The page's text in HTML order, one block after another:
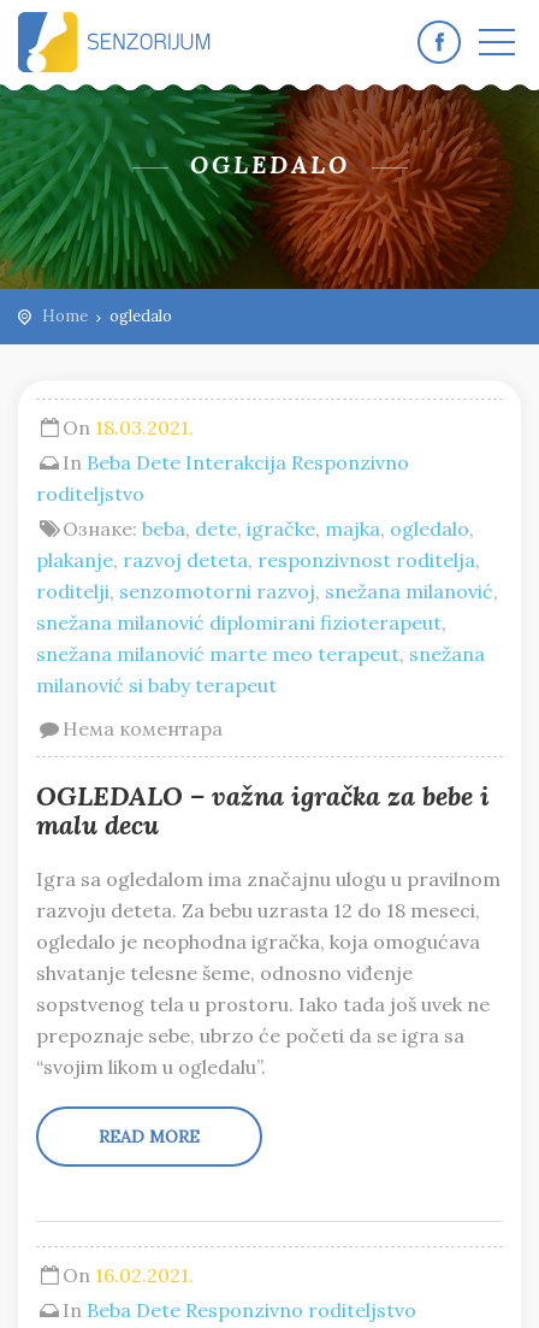
OGLEDALO
Home ogledalo
On 18.03.2021.
In Beba Dete Interakcija Responzivno
roditeljstvo
Ознаке:beba, dete,igračke, majka, ogledalo,
plakanje, razvoj deteta, responzivnost roditelja,
roditelji, senzomotorni razvoj, snežana milanović,
snežana milanović diplomirani fizioterapeut,
snežana milanović marte meo terapeut, snežana
milanović si baby terapeut
Нема коментара
OGLEDALO – važna igračka za bebe i
malu decu
Igra sa ogledalom ima značajnu ulogu u pravilnom
razvoju deteta. Za bebu uzrasta 12 do 18 meseci,
ogledalo je neophodna igračka, koja omogućava
shvatanje telesne šeme, odnosno viđenje
sopstvenog tela u prostoru. Iako tada još uvek ne
prepoznaje sebe, ubrzo će početi da se igra sa
“svojim likom u ogledalu”.
READ MORE
On 16.02.2021.
In Beba Dete Responzivno roditeljstvo